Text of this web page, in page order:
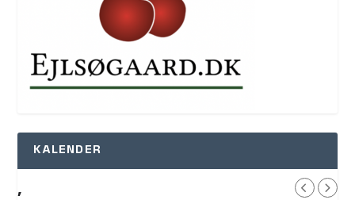
KALENDER
,